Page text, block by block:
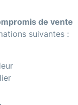
de vente
suivantes :